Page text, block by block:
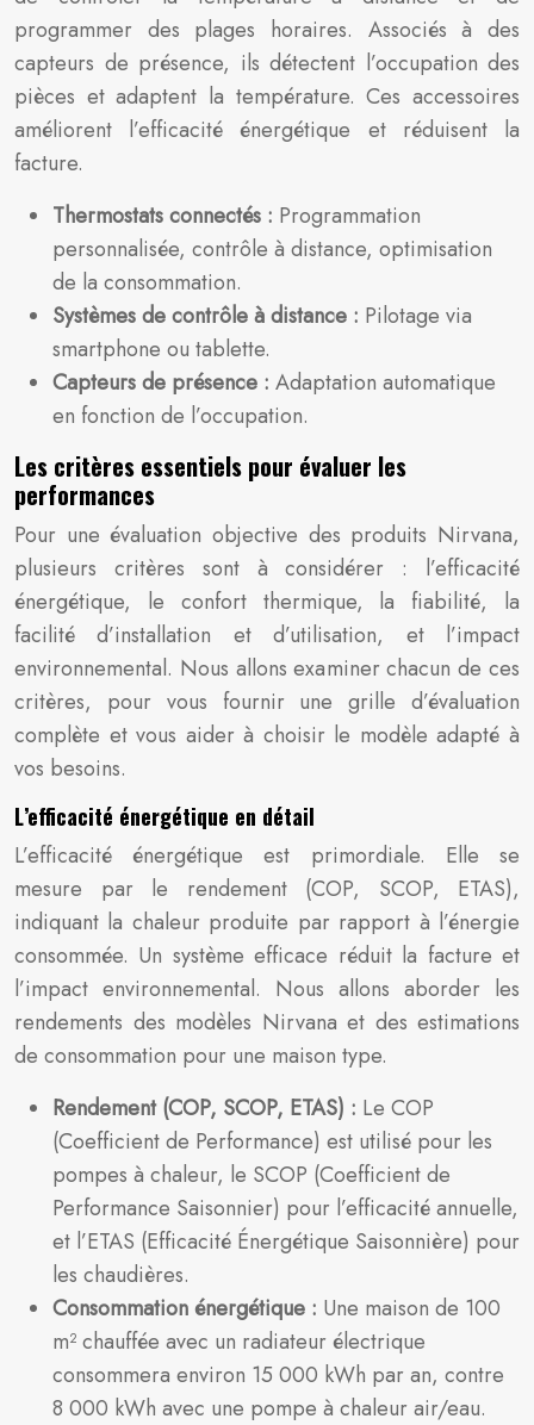
programmer des plages horaires. Associés à des
capteurs de présence, ils détectent l’occupation des
pièces et adaptent la température. Ces accessoires
améliorent l’efficacité énergétique et réduisent la
facture.
Thermostats connectés : Programmation
personnalisée, contrôle à distance, optimisation
de la consommation.
Systèmes de contrôle à distance : Pilotage via
smartphone ou tablette.
Capteurs de présence : Adaptation automatique
en fonction de l’occupation.
Les critères essentiels pour évaluer les
performances
Pour une évaluation objective des produits Nirvana,
plusieurs critères sont à considérer : l’efficacité
énergétique, le confort thermique, la fiabilité, la
facilité d’installation et d’utilisation, et l’impact
environnemental. Nous allons examiner chacun de ces
critères, pour vous fournir une grille d’évaluation
complète et vous aider à choisir le modèle adapté à
vos besoins.
L’efficacité énergétique en détail
L’efficacité énergétique est primordiale. Elle se
mesure par le rendement (COP, SCOP, ETAS),
indiquant la chaleur produite par rapport à l’énergie
consommée. Un système efficace réduit la facture et
l’impact environnemental. Nous allons aborder les
rendements des modèles Nirvana et des estimations
de consommation pour une maison type.
Rendement (COP, SCOP, ETAS) : Le COP
(Coefficient de Performance) est utilisé pour les
pompes à chaleur, le SCOP (Coefficient de
Performance Saisonnier) pour l’efficacité annuelle,
et l’ETAS (Efficacité Énergétique Saisonnière) pour
les chaudières.
Consommation énergétique : Une maison de 100
m² chauffée avec un radiateur électrique
consommera environ 15 000 kWh par an, contre
8 000 kWh avec une pompe à chaleur air/eau.